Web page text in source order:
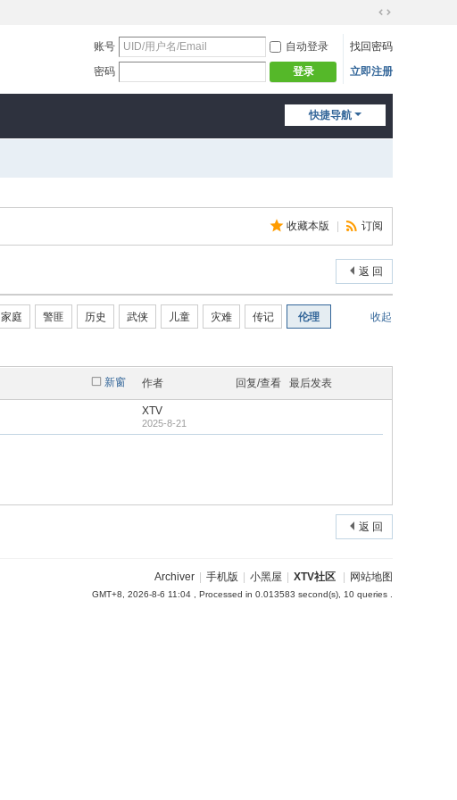
换
宽
版
账号 自动登录
找回密码
密码
登录 立即注册
快捷导航
收藏本版 订阅
返 回
收起
家庭 警匪 历史 武侠 儿童 灾难 传记 伦理
新窗 作者 回复/查看 最后发表
XTV
2025-8-21
返 回
Archiver 手机版 小黑屋 XTV社区 网站地图
GMT+8, 2026-8-6 11:04 , Processed in 0.013583 second(s), 10 queries .